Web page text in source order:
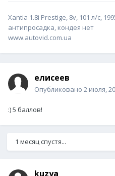
Xantia 1.8i Prestige, 8v, 101 л/с,
антипросадка, кондея нет
www.autovid.com.ua
елисеев
Опубликовано 2 июля,
:) 5 баллов!
1 месяц спустя...
kuzya